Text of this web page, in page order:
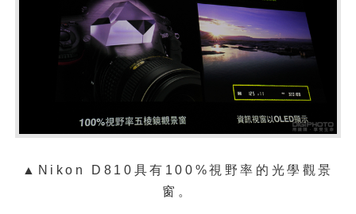
▲ Nikon D810具有100%視野率的光學觀景
窗。